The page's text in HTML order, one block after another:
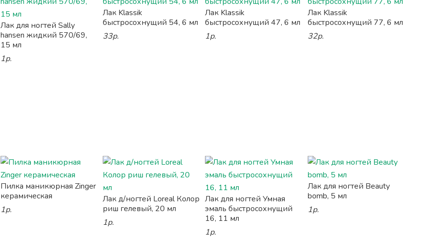
Лак для ногтей Sally
hansen жидкий 570/69,
15 мл
1р.
Лак Klassik
быстросохнущий 54, 6 мл
33р.
Лак Klassik
быстросохнущий 47, 6 мл
1р.
Лак Klassik
быстросохнущий 77, 6 мл
32р.
Пилка маникюрная Zinger
керамическая
1р.
Лак д/ногтей Loreal Колор
риш гелевый, 20 мл
1р.
Лак для ногтей Умная
эмаль быстросохнущий
16, 11 мл
1р.
Лак для ногтей Beauty
bomb, 5 мл
1р.